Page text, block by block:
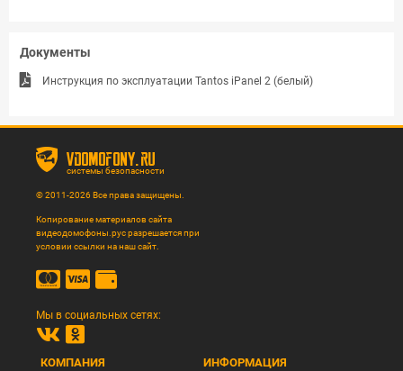
Документы
Инструкция по эксплуатации Tantos iPanel 2 (белый)
vdomofony.ru
системы безопасности
© 2011-2026 Все права защищены.
Копирование материалов сайта
видеодомофоны.рус разрешается при
условии ссылки на наш сайт.
Мы в социальных сетях:
КОМПАНИЯ ИНФОРМАЦИЯ